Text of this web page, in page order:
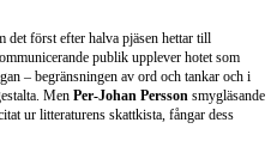
det först efter halva pjäsen hettar till
publik upplever hotet som
– begränsningen av ord och tankar och i
Men Per-Johan Persson smygläsande
ur litteraturens skattkista, fångar dess